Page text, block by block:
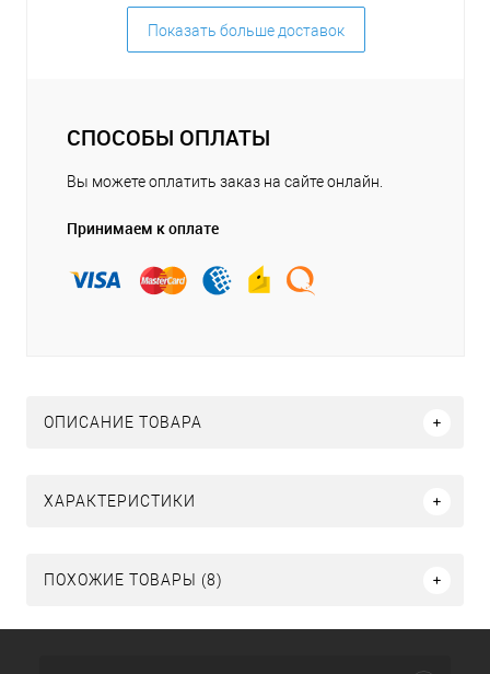
Показать больше доставок
СПОСОБЫ ОПЛАТЫ
Вы можете оплатить заказ на сайте онлайн.
Принимаем к оплате
ОПИСАНИЕ ТОВАРА
ХАРАКТЕРИСТИКИ
ПОХОЖИЕ ТОВАРЫ (8)